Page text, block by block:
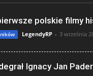
polskie filmy
LegendyRP - 3 września
Ignacy Jan